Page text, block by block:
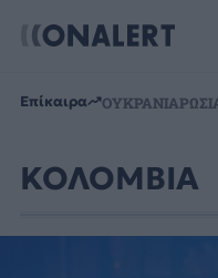
Επίκαιρα ΟΥΚΡΑΝΙΑ
ΚΟΛΟΜΒΙΑ